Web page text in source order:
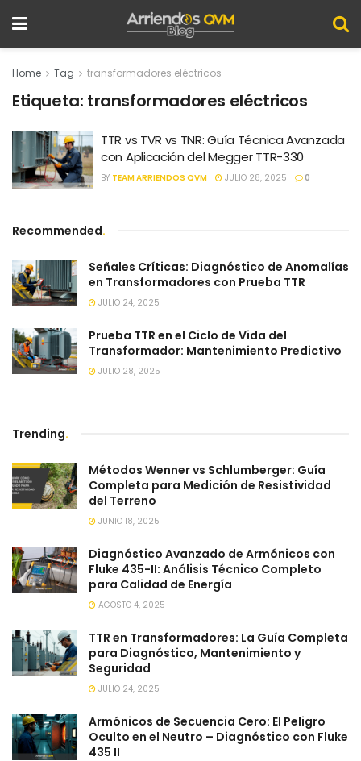
Home Tag transformadores eléctricos
Etiqueta: transformadores eléctricos
TTR vs TVR vs TNR: Guía Técnica Avanzada
con Aplicación del Megger TTR-330
BY TEAM ARRIENDOS QVM JULIO 28, 2025 0
Recommended.
Señales Críticas: Diagnóstico de Anomalías
en Transformadores con Prueba TTR
JULIO 24, 2025
Prueba TTR en el Ciclo de Vida del
Transformador: Mantenimiento Predictivo
JULIO 28, 2025
Trending.
Métodos Wenner vs Schlumberger: Guía
Completa para Medición de Resistividad
del Terreno
JUNIO 18, 2025
Diagnóstico Avanzado de Armónicos con
Fluke 435-II: Análisis Técnico Completo
para Calidad de Energía
AGOSTO 4, 2025
TTR en Transformadores: La Guía Completa
para Diagnóstico, Mantenimiento y
Seguridad
JULIO 24, 2025
Armónicos de Secuencia Cero: El Peligro
Oculto en el Neutro – Diagnóstico con Fluke
435 II